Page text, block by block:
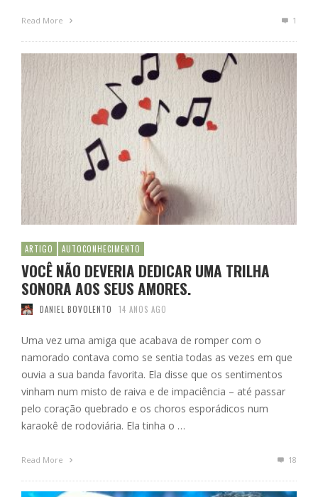
Read More 1
ARTIGO AUTOCONHECIMENTO
VOCÊ NÃO DEVERIA DEDICAR UMA TRILHA
SONORA AOS SEUS AMORES.
DANIEL BOVOLENTO 14 ANOS AGO
Uma vez uma amiga que acabava de romper com o
namorado contava como se sentia todas as vezes em que
ouvia a sua banda favorita. Ela disse que os sentimentos
vinham num misto de raiva e de impaciência – até passar
pelo coração quebrado e os choros esporádicos num
karaokê de rodoviária. Ela tinha o …
Read More 18